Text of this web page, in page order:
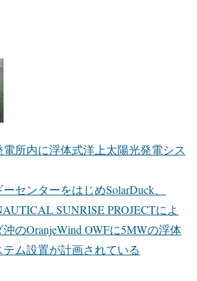
所内に浮体式洋上太陽光発電シス
センターをはじめSolarDuck、
SUNRISE PROJECTによ
のOranjeWind OWFに5MWの浮体
ム設置が計画されている